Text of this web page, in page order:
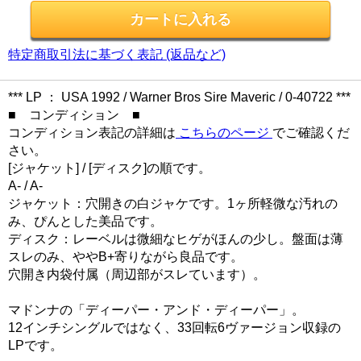
特定商取引法に基づく表記 (返品など)
*** LP ： USA 1992 / Warner Bros Sire Maveric / 0-40722 ***
■ コンディション ■
コンディション表記の詳細は こちらのページ でご確認くだ
さい。
[ジャケット] / [ディスク]の順です。
A- / A-
ジャケット：穴開きの白ジャケです。1ヶ所軽微な汚れの
み、ぴんとした美品です。
ディスク：レーベルは微細なヒゲがほんの少し。盤面は薄
スレのみ、ややB+寄りながら良品です。
穴開き内袋付属（周辺部がスレています）。
マドンナの「ディーパー・アンド・ディーパー」。
12インチシングルではなく、33回転6ヴァージョン収録の
LPです。